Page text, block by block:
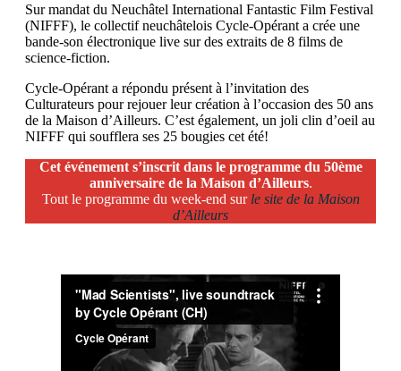
Sur mandat du Neuchâtel International Fantastic Film Festival
(NIFFF), le collectif neuchâtelois Cycle-Opérant a crée une
bande-son électronique live sur des extraits de 8 films de
science-fiction.
Cycle-Opérant a répondu présent à l’invitation des
Culturateurs pour rejouer leur création à l’occasion des 50 ans
de la Maison d’Ailleurs. C’est également, un joli clin d’oeil au
NIFFF qui soufflera ses 25 bougies cet été!
Cet événement s’inscrit dans le programme du 50ème
anniversaire de la Maison d’Ailleurs.
Tout le programme du week-end sur le site de la Maison
d’Ailleurs